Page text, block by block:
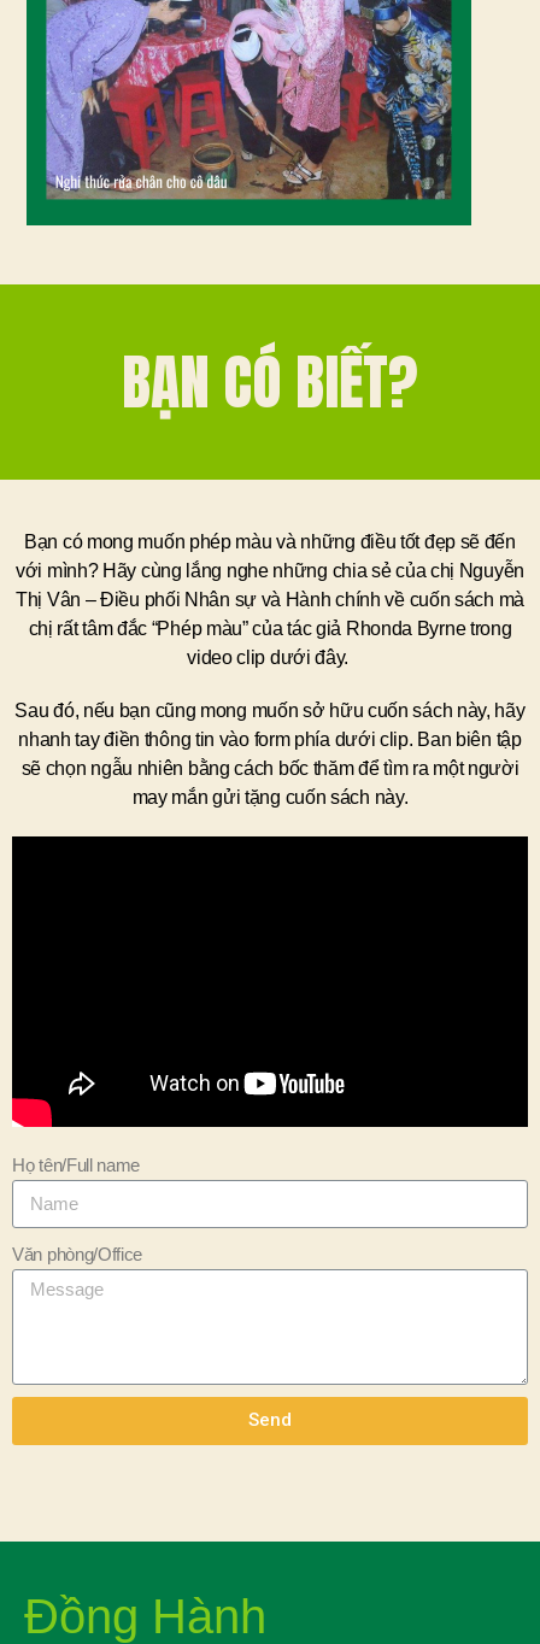
BẠN CÓ BIẾT?
Bạn có mong muốn phép màu và những điều tốt đẹp sẽ đến
với mình? Hãy cùng lắng nghe những chia sẻ của chị Nguyễn
Thị Vân – Điều phối Nhân sự và Hành chính về cuốn sách mà
chị rất tâm đắc “Phép màu” của tác giả Rhonda Byrne trong
video clip dưới đây.
Sau đó, nếu bạn cũng mong muốn sở hữu cuốn sách này, hãy
nhanh tay điền thông tin vào form phía dưới clip. Ban biên tập
sẽ chọn ngẫu nhiên bằng cách bốc thăm để tìm ra một người
may mắn gửi tặng cuốn sách này.
Họ tên/Full name
Văn phòng/Office
Send
Đồng Hành